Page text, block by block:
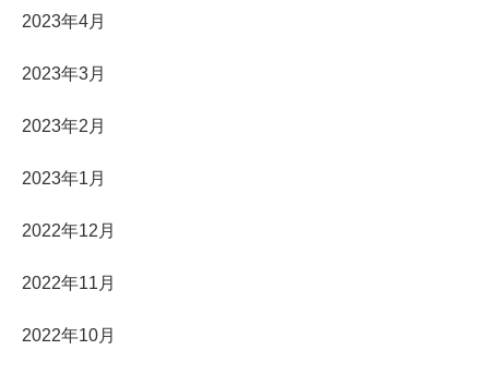
2023年4月
2023年3月
2023年2月
2023年1月
2022年12月
2022年11月
2022年10月